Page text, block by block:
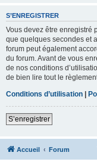
S’ENREGISTRER
Vous devez être enregistré
que quelques secondes et
forum peut également
du forum. Avant de vous
de nos conditions
de bien lire tout le
Conditions d’utilisation |
S’enregistrer
Accueil Forum